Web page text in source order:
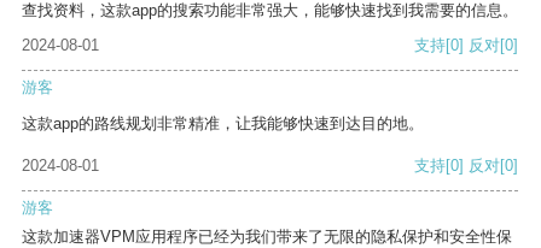
查找资料，这款app的搜索功能非常强大，能够快速找到我需要的信息。
2024-08-01
支持[0] 反对[0]
游客
这款app的路线规划非常精准，让我能够快速到达目的地。
2024-08-01 支持[0] 反对[0]
游客
这款加速器VPM应用程序已经为我们带来了无限的隐私保护和安全性保